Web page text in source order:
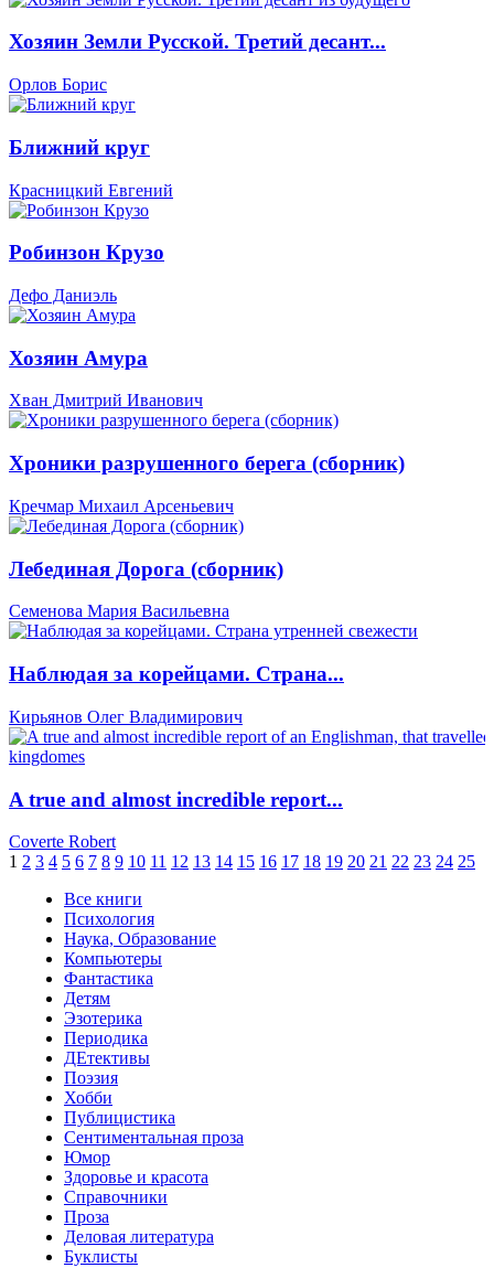
Хозяин Земли Русской. Третий десант...
Орлов Борис
Ближний круг
Красницкий Евгений
Робинзон Крузо
Дефо Даниэль
Хозяин Амура
Хван Дмитрий Иванович
Хроники разрушенного берега (сборник)
Кречмар Михаил Арсеньевич
Лебединая Дорога (сборник)
Семенова Мария Васильевна
Наблюдая за корейцами. Страна...
Кирьянов Олег Владимирович
A true and almost incredible report...
Coverte Robert
1 2 3 4 5 6 7 8 9 10 11 12 13 14 15 16 17 18 19 20 21 22 23 24 25
Все книги
Психология
Наука, Образование
Компьютеры
Фантастика
Детям
Эзотерика
Периодика
ДЕтективы
Поэзия
Хобби
Публицистика
Сентиментальная проза
Юмор
Здоровье и красота
Справочники
Проза
Деловая литература
Буклисты